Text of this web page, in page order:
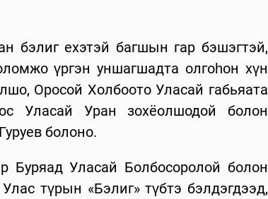
бэлиг ехэтэй багшын гар бэшэгтэй,
үргэн уншагшадта олгоһон хүн
Оросой Холбоото Уласай габьяата
Уласай Уран зохёолшодой болон
болоно.
Буряад Уласай Болбосоролой болон
түрын «Бэлиг» түбтэ бэлдэгдээд,